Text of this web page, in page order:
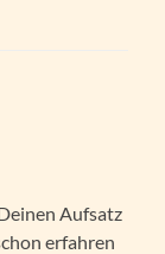
Aufsatz
erfahren